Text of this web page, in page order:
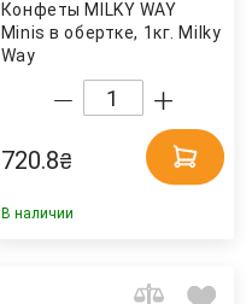
Конфеты MILKY WAY
Minis в обертке, 1кг. Milky
Way
720.8₴
В наличии